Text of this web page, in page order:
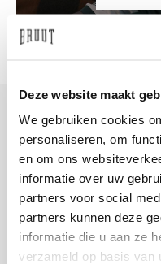
Deze website maakt
We gebruiken cookies
personaliseren, om
en om ons
informatie over uw
partners voor social
partners kunnen deze
informatie die u aan ze
verzameld op basis van
+31 23 205 2006
info@bruut.nl
Contact Formulier
Open tot 18:30
OPENINGSTIJDEN